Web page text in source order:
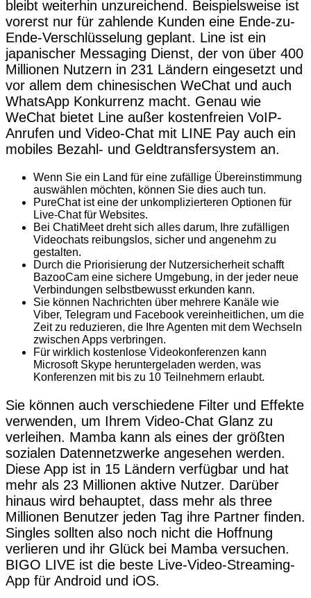
bleibt weiterhin unzureichend. Beispielsweise ist
vorerst nur für zahlende Kunden eine Ende-zu-
Ende-Verschlüsselung geplant. Line ist ein
japanischer Messaging Dienst, der von über 400
Millionen Nutzern in 231 Ländern eingesetzt und
vor allem dem chinesischen WeChat und auch
WhatsApp Konkurrenz macht. Genau wie
WeChat bietet Line außer kostenfreien VoIP-
Anrufen und Video-Chat mit LINE Pay auch ein
mobiles Bezahl- und Geldtransfersystem an.
Wenn Sie ein Land für eine zufällige Übereinstimmung
auswählen möchten, können Sie dies auch tun.
PureChat ist eine der unkomplizierteren Optionen für
Live-Chat für Websites.
Bei ChatiMeet dreht sich alles darum, Ihre zufälligen
Videochats reibungslos, sicher und angenehm zu
gestalten.
Durch die Priorisierung der Nutzersicherheit schafft
BazooCam eine sichere Umgebung, in der jeder neue
Verbindungen selbstbewusst erkunden kann.
Sie können Nachrichten über mehrere Kanäle wie
Viber, Telegram und Facebook vereinheitlichen, um die
Zeit zu reduzieren, die Ihre Agenten mit dem Wechseln
zwischen Apps verbringen.
Für wirklich kostenlose Videokonferenzen kann
Microsoft Skype heruntergeladen werden, was
Konferenzen mit bis zu 10 Teilnehmern erlaubt.
Sie können auch verschiedene Filter und Effekte
verwenden, um Ihrem Video-Chat Glanz zu
verleihen. Mamba kann als eines der größten
sozialen Datennetzwerke angesehen werden.
Diese App ist in 15 Ländern verfügbar und hat
mehr als 23 Millionen aktive Nutzer. Darüber
hinaus wird behauptet, dass mehr als three
Millionen Benutzer jeden Tag ihre Partner finden.
Singles sollten also noch nicht die Hoffnung
verlieren und ihr Glück bei Mamba versuchen.
BIGO LIVE ist die beste Live-Video-Streaming-
App für Android und iOS.